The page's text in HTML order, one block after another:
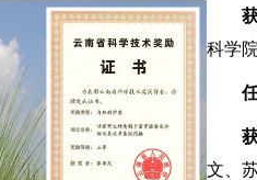
科学
文、